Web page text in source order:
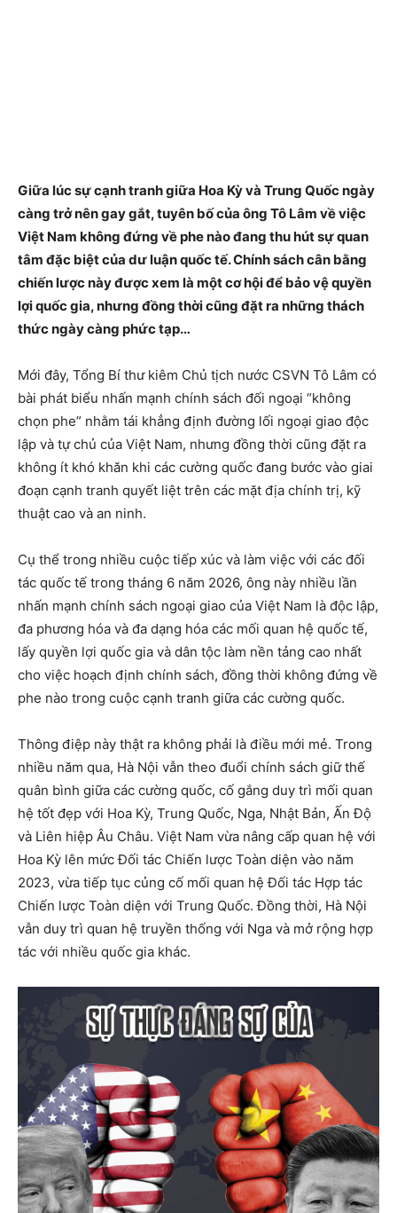
Giữa lúc sự cạnh tranh giữa Hoa Kỳ và Trung Quốc ngày
càng trở nên gay gắt, tuyên bố của ông Tô Lâm về việc
Việt Nam không đứng về phe nào đang thu hút sự quan
tâm đặc biệt của dư luận quốc tế. Chính sách cân bằng
chiến lược này được xem là một cơ hội để bảo vệ quyền
lợi quốc gia, nhưng đồng thời cũng đặt ra những thách
thức ngày càng phức tạp…
Mới đây, Tổng Bí thư kiêm Chủ tịch nước CSVN Tô Lâm có
bài phát biểu nhấn mạnh chính sách đối ngoại “không
chọn phe” nhằm tái khẳng định đường lối ngoại giao độc
lập và tự chủ của Việt Nam, nhưng đồng thời cũng đặt ra
không ít khó khăn khi các cường quốc đang bước vào giai
đoạn cạnh tranh quyết liệt trên các mặt địa chính trị, kỹ
thuật cao và an ninh.
Cụ thể trong nhiều cuộc tiếp xúc và làm việc với các đối
tác quốc tế trong tháng 6 năm 2026, ông này nhiều lần
nhấn mạnh chính sách ngoại giao của Việt Nam là độc lập,
đa phương hóa và đa dạng hóa các mối quan hệ quốc tế,
lấy quyền lợi quốc gia và dân tộc làm nền tảng cao nhất
cho việc hoạch định chính sách, đồng thời không đứng về
phe nào trong cuộc cạnh tranh giữa các cường quốc.
Thông điệp này thật ra không phải là điều mới mẻ. Trong
nhiều năm qua, Hà Nội vẫn theo đuổi chính sách giữ thế
quân bình giữa các cường quốc, cố gắng duy trì mối quan
hệ tốt đẹp với Hoa Kỳ, Trung Quốc, Nga, Nhật Bản, Ấn Độ
và Liên hiệp Âu Châu. Việt Nam vừa nâng cấp quan hệ với
Hoa Kỳ lên mức Đối tác Chiến lược Toàn diện vào năm
2023, vừa tiếp tục củng cố mối quan hệ Đối tác Hợp tác
Chiến lược Toàn diện với Trung Quốc. Đồng thời, Hà Nội
vẫn duy trì quan hệ truyền thống với Nga và mở rộng hợp
tác với nhiều quốc gia khác.